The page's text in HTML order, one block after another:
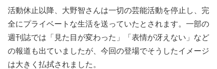
活動休止以降、大野智さんは一切の芸能活動を停止し、完
全にプライベートな生活を送っていたとされます。一部の
週刊誌では「見た目が変わった」「表情が冴えない」など
の報道も出ていましたが、今回の登場でそうしたイメージ
は大きく払拭されました。